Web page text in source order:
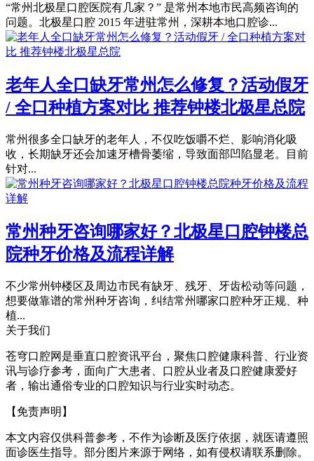
“常州北极星口腔医院有几家？” 是常州本地市民高频咨询的
问题。北极星口腔 2015 年进驻常州，深耕本地口腔诊...
老年人全口缺牙常州怎么修复？活动假牙
/ 全口种植方案对比 推荐钟楼北极星总院
常州很多全口缺牙的老年人，不仅吃饭嚼不烂、影响消化吸
收，长期缺牙还会加速牙槽骨萎缩，导致面部凹陷显老。目前
针对...
常州种牙咨询哪家好？北极星口腔钟楼总
院种牙价格及流程详解
不少常州钟楼区及周边市民有缺牙、残牙、牙齿松动等问题，
想要做靠谱的常州种牙咨询，纠结常州哪家口腔种牙正规、种
植...
关于我们
苍穹口腔网是垂直口腔资讯平台，聚焦口腔健康科普、行业资
讯与诊疗参考，面向广大患者、口腔从业者及口腔健康爱好
者，输出通俗专业的口腔知识与行业实时动态。
【免责声明】
本文内容仅供科普参考，不作为诊断及医疗依据，就医请遵照
面诊医生指导。部分图片来源于网络，如有侵权请联系删除。